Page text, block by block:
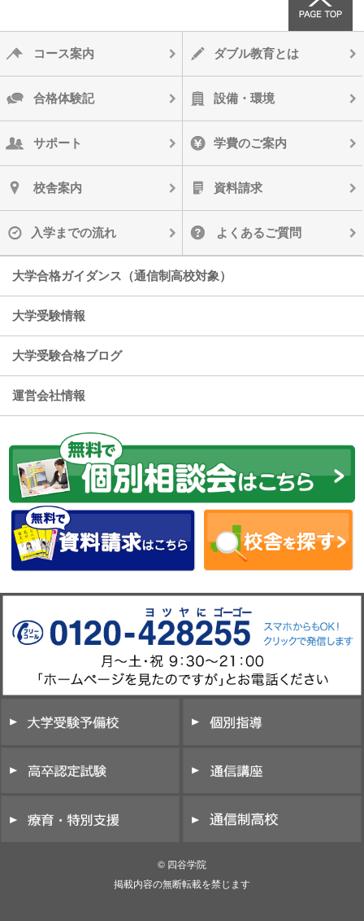
コース案内 ダブル教育とは
合格体験記 設備・環境
サポート 学費のご案内
校舎案内 資料請求
入学までの流れ よくあるご質問
大学合格ガイダンス（通信制高校対象）
大学受験情報
大学受験合格ブログ
運営会社情報
© 四谷学院
掲載内容の無断転載を禁じます